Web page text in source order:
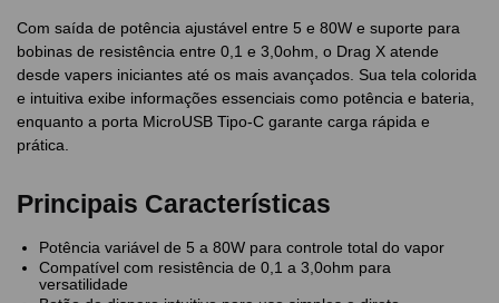
Com saída de potência ajustável entre 5 e 80W e suporte para
bobinas de resistência entre 0,1 e 3,0ohm, o Drag X atende
desde vapers iniciantes até os mais avançados. Sua tela colorida
e intuitiva exibe informações essenciais como potência e bateria,
enquanto a porta MicroUSB Tipo-C garante carga rápida e
prática.
Principais Características
Potência variável de 5 a 80W para controle total do vapor
Compatível com resistência de 0,1 a 3,0ohm para
versatilidade